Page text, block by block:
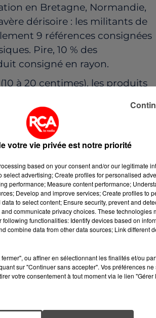
en Bretagne, Normandie,
dérisoire : les militants de
9 références consignées
Pire, 10 % des
consigné en rayon.
à 20 centimes), les produits
jetables. L'ONG a
vin jusqu'à + 230 % pour une
dans 63 % des cas et
à ce retard sur les objectifs de
Zero Waste France demande à
pénalités financières contre
rendre le verre consigné plus
votre vie privée est notre priorité
based on your consent and/or our legitimate
advertising; Create profiles for personalised
performance; Measure content performance;
Develop and improve services; Create profiles to
to select content; Ensure security, prevent and
communicate privacy choices. These technologies
functionalities: Identify devices based on
combine data from other data sources; Link different
ou affiner en sélectionnant les finalités et/ou
sur "Continuer sans accepter". Vos préférences
votre consentement à tout moment via le lien